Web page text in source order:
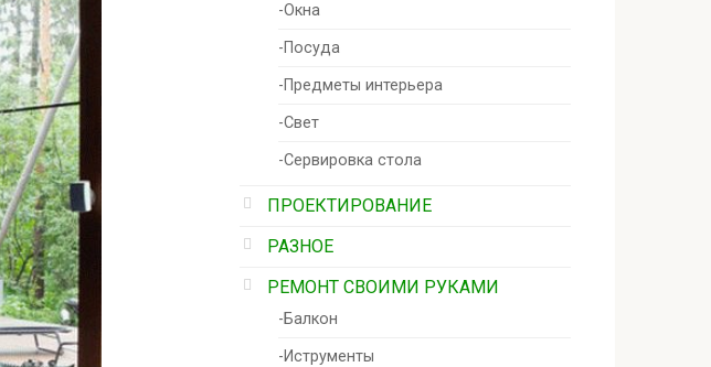
-Окна
-Посуда
-Предметы интерьера
-Свет
-Сервировка стола
ПРОЕКТИРОВАНИЕ
РАЗНОЕ
РЕМОНТ СВОИМИ РУКАМИ
-Балкон
-Иструменты